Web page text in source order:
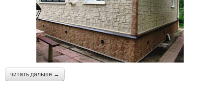
читать дальше →